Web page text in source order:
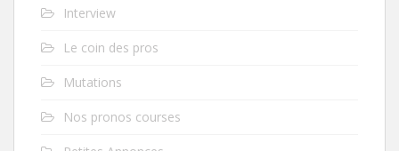
Interview
Le coin des pros
Mutations
Nos pronos courses